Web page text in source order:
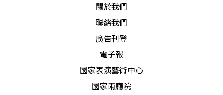
關於我們
聯絡我們
廣告刊登
電子報
國家表演藝術中心
國家兩廳院